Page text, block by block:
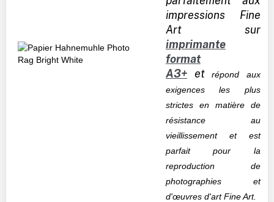
impressions Fine
Art sur
imprimante
format
A3+etrépond aux
exigences les plus
strictes en matière de
résistance au
vieillissement et est
parfait pour la
reproduction de
photographies et
d'œuvres d'art Fine Art.